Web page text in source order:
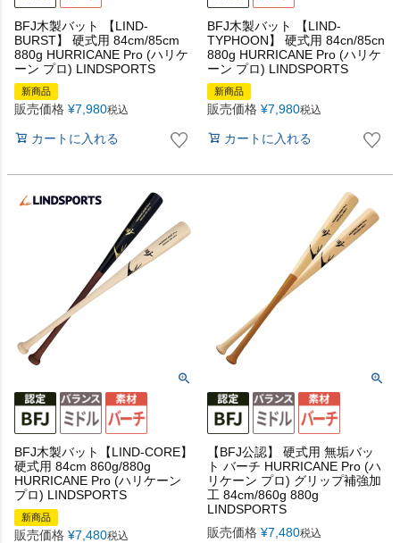
BFJ木製バット 【LIND-
BURST】 硬式用 84cm/85cm
880g HURRICANE Pro (ハリケ
ーン プロ) LINDSPORTS
新商品
販売価格 ¥7,980税込
カートに入れる
BFJ木製バット 【LIND-
TYPHOON】 硬式用 84cn/85cn
880g HURRICANE Pro (ハリケ
ーン プロ) LINDSPORTS
新商品
販売価格 ¥7,980税込
カートに入れる
BFJ木製バット【LIND-CORE】
硬式用 84cm 860g/880g
HURRICANE Pro (ハリケーン
プロ) LINDSPORTS
新商品
販売価格 ¥7,480税込
【BFJ公認】 硬式用 無垢バッ
ト バーチ HURRICANE Pro (ハ
リケーン プロ) グリップ補強加
工 84cm/860g 880g
LINDSPORTS
販売価格 ¥7,480税込